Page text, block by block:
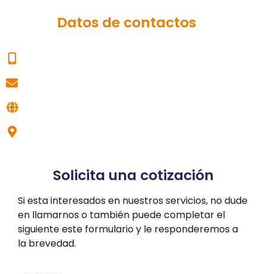
Datos de contactos
www.corporacionnel.com
Solicita una cotización
Si esta interesados en nuestros servicios, no dude
en llamarnos o también puede completar el
siguiente este formulario y le responderemos a
la brevedad.